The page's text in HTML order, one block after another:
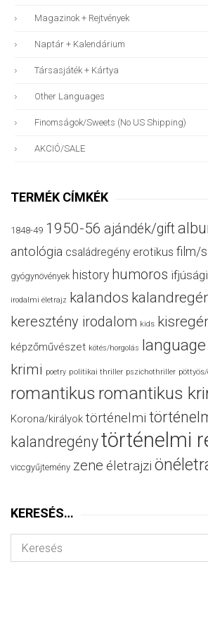
Magazinok + Rejtvények
Naptár + Kalendárium
Társasjáték + Kártya
Other Languages
Finomságok/sweets (no US Shipping)
AKCIÓ/SALE
TERMÉK CÍMKÉK
1848-49 1950-56 ajándék/gift
antológia családregény erotikus film/
gyógynövények history humoros ifjúsági
irodalmi életrajz kalandos
keresztény irodalom kids
képzőművészet kötés/horgolás language
krimi poetry politikai thriller pszichothriller
romantikus romantikus
Korona/királyok történelmi
kalandregénytörténelmi
viccgyűjtemény zene életrajzi
KERESÉS…